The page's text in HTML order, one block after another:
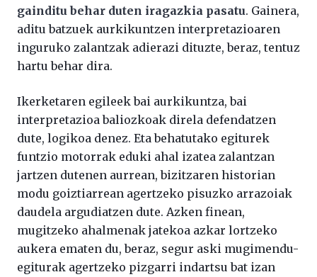
gainditu behar duten iragazkia pasatu. Gainera,
aditu batzuek aurkikuntzen interpretazioaren
inguruko zalantzak adierazi dituzte, beraz, tentuz
hartu behar dira.
Ikerketaren egileek bai aurkikuntza, bai
interpretazioa baliozkoak direla defendatzen
dute, logikoa denez. Eta behatutako egiturek
funtzio motorrak eduki ahal izatea zalantzan
jartzen dutenen aurrean, bizitzaren historian
modu goiztiarrean agertzeko pisuzko arrazoiak
daudela argudiatzen dute. Azken finean,
mugitzeko ahalmenak jatekoa azkar lortzeko
aukera ematen du, beraz, segur aski mugimendu-
egiturak agertzeko pizgarri indartsu bat izan